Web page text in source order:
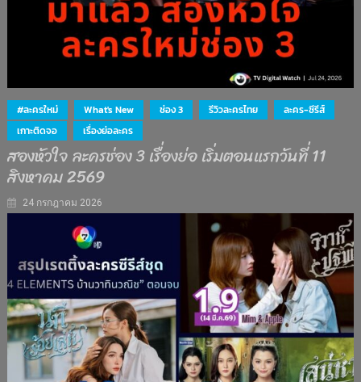
#ละครใหม่ What's New ช่อง 3 รีวิวละครไทย
ละคร-ซีรีส์
เกาะติดจอ
เรื่องย่อละคร
สองหัวใจ ละครช่อง 3 เรื่องย่อ เริ่มตอนแรกวันที่ 11
สิงหาคม 2569
24 กรกฎาคม 2026